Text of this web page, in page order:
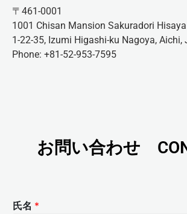
〒461-0001
1001 Chisan Mansion Sakuradori Hisaya
1-22-35, Izumi Higashi-ku Nagoya, Aichi,
Phone: +81-52-953-7595
お問い合わせ
氏名 *